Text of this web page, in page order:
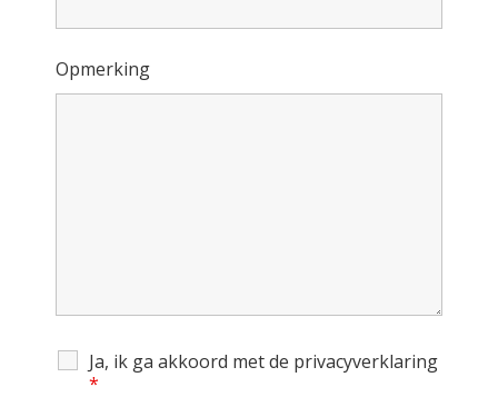
Opmerking
Ja, ik ga akkoord met de privacyverklaring
*